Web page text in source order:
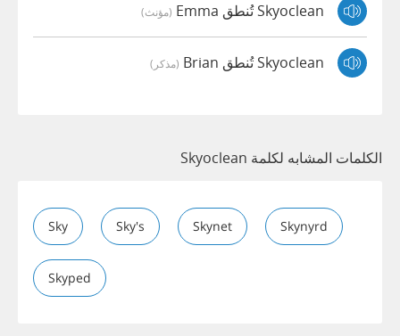
Skyoclean تُنطق Emma (مؤنث)
Skyoclean تُنطق Brian (مذكر)
الكلمات المشابه لكلمة Skyoclean
Sky Sky's Skynet Skynyrd
Skyped